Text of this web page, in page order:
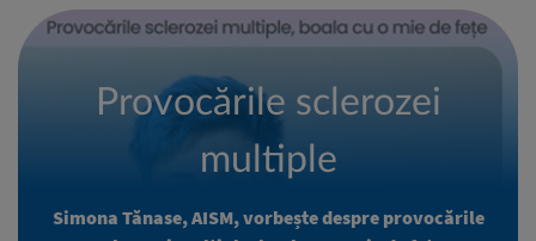
Provocările sclerozei
multiple
Simona Tănase, AISM, vorbește despre provocările